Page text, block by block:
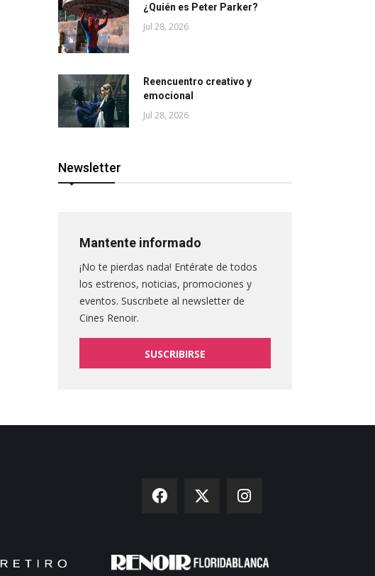
¿Quién es Peter Parker?
Jul 28, 2026
Reencuentro creativo y
emocional
Jul 28, 2026
Newsletter
Mantente informado
¡No te pierdas nada! Entérate de todos
los estrenos, noticias, promociones y
eventos. Suscribete al newsletter de
Cines Renoir.
SUSCRIBIRSE